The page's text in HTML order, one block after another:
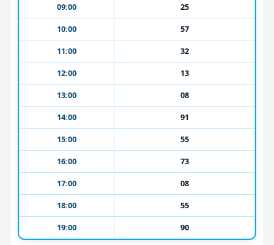
09:00
25
10:00
57
11:00
32
12:00
13
13:00
08
14:00
91
15:00
55
16:00
73
17:00
08
18:00
55
19:00
90